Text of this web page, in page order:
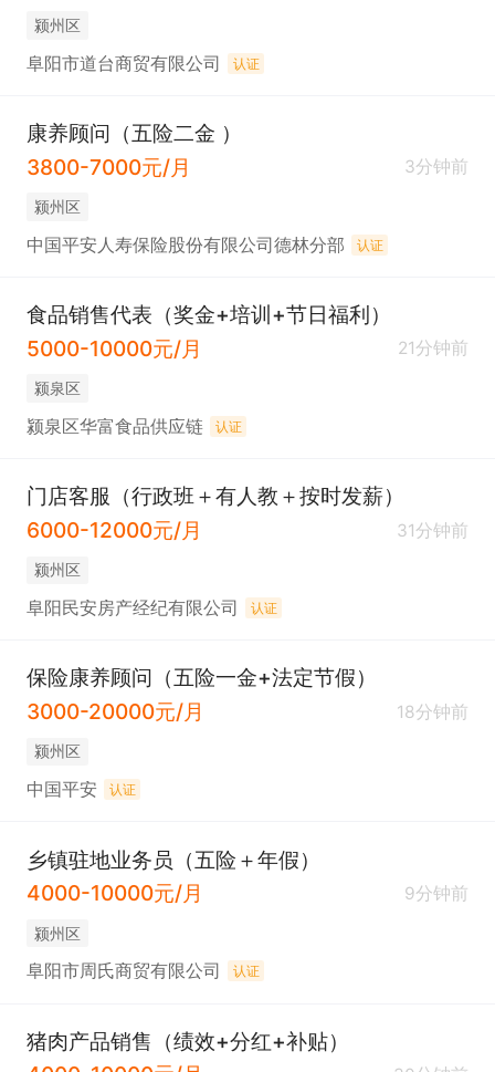
颍州区
阜阳市道台商贸有限公司 认证
康养顾问（五险二金 ）
3800-7000元/月
3分钟前
颍州区
中国平安人寿保险股份有限公司德林分部 认证
食品销售代表（奖金+培训+节日福利）
5000-10000元/月
21分钟前
颍泉区
颍泉区华富食品供应链 认证
门店客服（行政班＋有人教＋按时发薪）
6000-12000元/月
31分钟前
颍州区
阜阳民安房产经纪有限公司 认证
保险康养顾问（五险一金+法定节假）
3000-20000元/月
18分钟前
颍州区
中国平安 认证
乡镇驻地业务员（五险＋年假）
4000-10000元/月
9分钟前
颍州区
阜阳市周氏商贸有限公司 认证
猪肉产品销售（绩效+分红+补贴）